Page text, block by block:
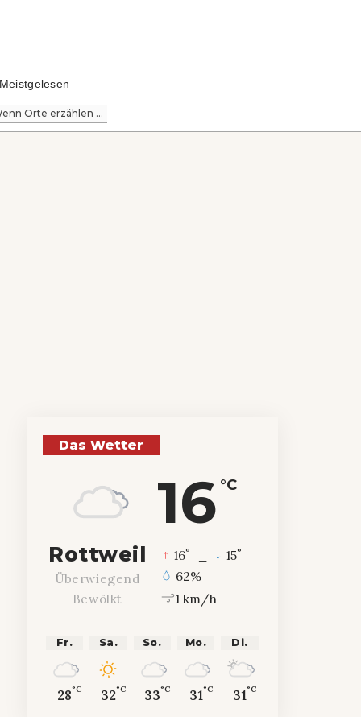
Meistgelesen
Orte erzählen ...
Das Wetter
16 °C
Rottweil
Überwiegend
Bewölkt
16° 15°
62%
1 km/h
Fr.
28°C
Sa.
32°C
So.
33°C
Mo.
31°C
Di.
31°C